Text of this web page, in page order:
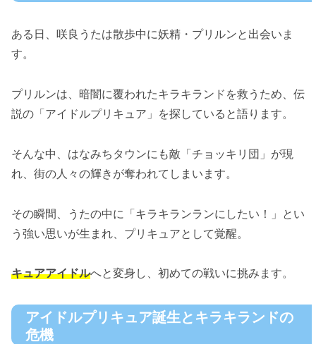
ある日、咲良うたは散歩中に妖精・プリルンと出会いま
す。
プリルンは、暗闇に覆われたキラキランドを救うため、伝
説の「アイドルプリキュア」を探していると語ります。
そんな中、はなみちタウンにも敵「チョッキリ団」が現
れ、街の人々の輝きが奪われてしまいます。
その瞬間、うたの中に「キラキランランにしたい！」とい
う強い思いが生まれ、プリキュアとして覚醒。
キュアアイドルへと変身し、初めての戦いに挑みます。
アイドルプリキュア誕生とキラキランドの
危機